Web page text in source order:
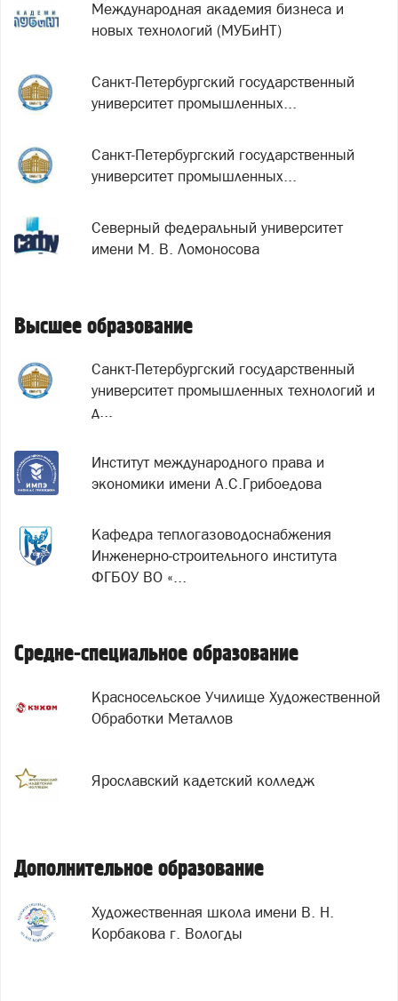
Международная академия бизнеса и
новых технологий (МУБиНТ)
Санкт-Петербургский государственный
университет промышленных...
Санкт-Петербургский государственный
университет промышленных...
Северный федеральный университет
имени М. В. Ломоносова
Высшее образование
Санкт-Петербургский государственный
университет промышленных технологий и
д...
Институт международного права и
экономики имени А.С.Грибоедова
Кафедра теплогазоводоснабжения
Инженерно-строительного института
ФГБОУ ВО «...
Средне-специальное образование
Красносельское Училище Художественной
Обработки Металлов
Ярославский кадетский колледж
Дополнительное образование
Художественная школа имени В. Н.
Корбакова г. Вологды